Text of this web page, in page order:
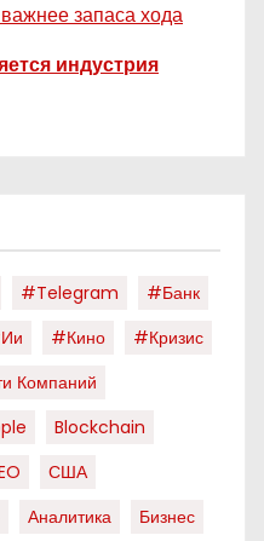
запаса хода
индустрия
#telegram
#банк
#кино
#кризис
Компаний
Blockchain
США
Аналитика
Бизнес